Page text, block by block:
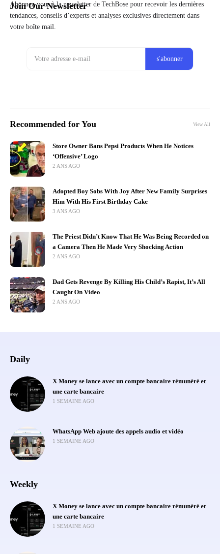
Join Our Newsletter
Abonnez-vous à la newsletter de TechBose pour recevoir les dernières
tendances, conseils d’experts et analyses exclusives directement dans
votre boîte mail.
Recommended for You View All
Store Owner Bans Pepsi Products When He Notices
‘Offensive’ Logo
2 ANS AGO
Adopted Boy Sobs With Joy After New Family Surprises
Him With His First Birthday Cake
3 ANS AGO
The Priest Didn’t Know That He Was Being Recorded on
a Camera Then He Made Very Shocking Action
2 ANS AGO
Dad Gets Revenge By Killing His Child’s Rapist, It’s All
Caught On Video
2 ANS AGO
Daily
X Money se lance avec un compte bancaire rémunéré et
une carte bancaire
1 SEMAINE AGO
WhatsApp Web ajoute des appels audio et vidéo
1 SEMAINE AGO
Weekly
X Money se lance avec un compte bancaire rémunéré et
une carte bancaire
1 SEMAINE AGO